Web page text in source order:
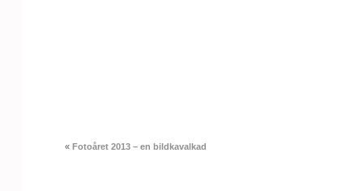
« Fotoåret 2013 – en bildkavalkad